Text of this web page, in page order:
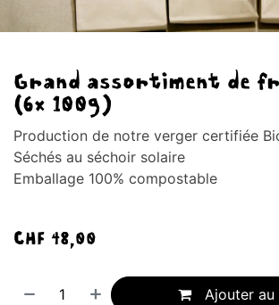
Grand assortiment de
(6x 100g)
Production de notre verger certifiée
Séchés au séchoir solaire
Emballage 100% compostable
CHF 48,00
Ajouter au